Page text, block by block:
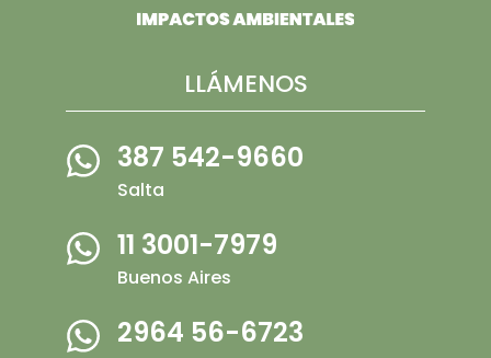
LLÁMENOS
387 542-9660
Salta
11 3001-7979
Buenos Aires
2964 56-6723